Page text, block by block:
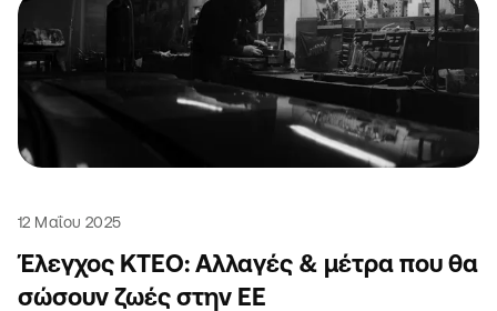
12 Μαΐου 2025
Έλεγχος ΚΤΕΟ: Αλλαγές & μέτρα που θα
σώσουν ζωές στην ΕΕ